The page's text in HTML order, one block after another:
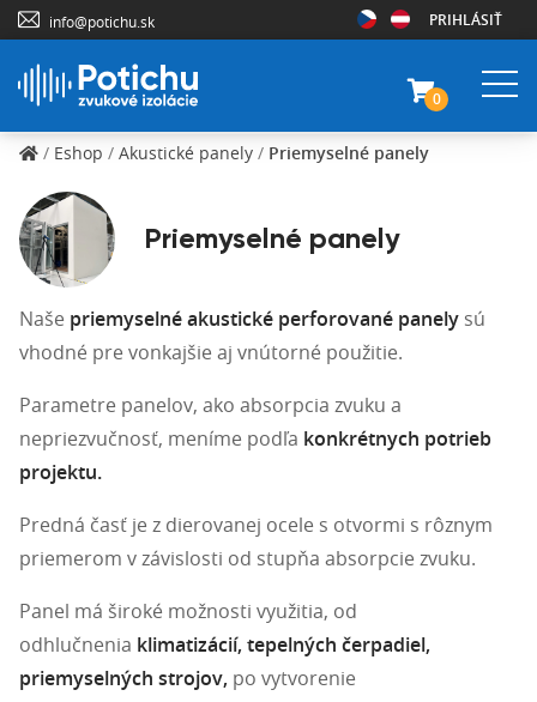
info@potichu.sk PRIHLÁSIŤ
0
/ Eshop / Akustické panely / Priemyselné panely
Priemyselné panely
Naše priemyselné akustické perforované panely sú
vhodné pre vonkajšie aj vnútorné použitie.
Parametre panelov, ako absorpcia zvuku a
nepriezvučnosť, meníme podľa konkrétnych potrieb
projektu.
Predná časť je z dierovanej ocele s otvormi s rôznym
priemerom v závislosti od stupňa absorpcie zvuku.
Panel má široké možnosti využitia, od
odhlučnenia klimatizácií, tepelných čerpadiel,
priemyselných strojov, po vytvorenie